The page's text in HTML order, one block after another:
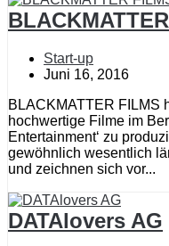
Start-up
Juni 16, 2016
BLACKMATTER FILMS
hochwertige Filme im
Entertainment‘ zu
gewöhnlich wesentlich
und zeichnen sich vor...
DATAlovers AG